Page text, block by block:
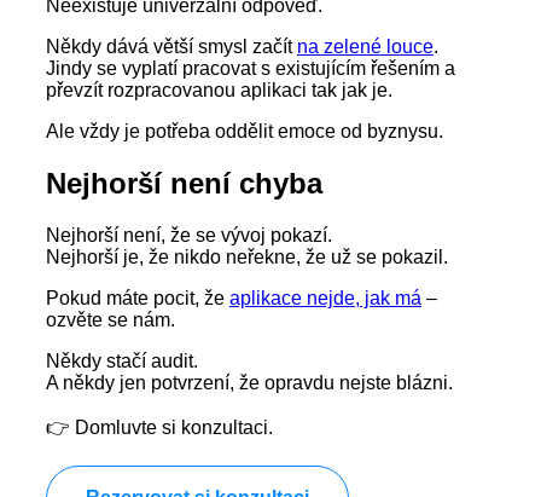
Neexistuje univerzální odpověď.
Někdy dává větší smysl začít na zelené louce.
Jindy se vyplatí pracovat s existujícím řešením a
převzít rozpracovanou aplikaci tak jak je.
Ale vždy je potřeba oddělit emoce od byznysu.
Nejhorší není chyba
Nejhorší není, že se vývoj pokazí.
Nejhorší je, že nikdo neřekne, že už se pokazil.
Pokud máte pocit, že aplikace nejde, jak má –
ozvěte se nám.
Někdy stačí audit.
A někdy jen potvrzení, že opravdu nejste blázni.
👉 Domluvte si konzultaci.